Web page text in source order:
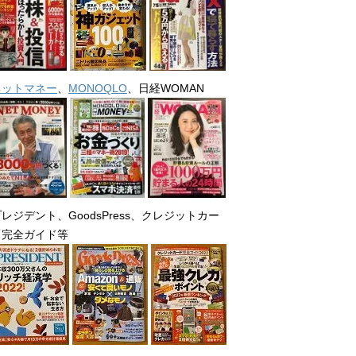
トマネー MONOQLO 、日経WOMAN
ジデント、GoodsPress、クレジットカー
全ガイド等